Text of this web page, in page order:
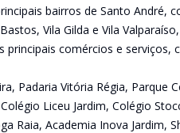
bairros de Santo André,
Vila Gilda e Vila
principais comércios e serviços,
Padaria Vitória Régia, Parque
Liceu Jardim, Colégio
Raia, Academia Inova Jardim,